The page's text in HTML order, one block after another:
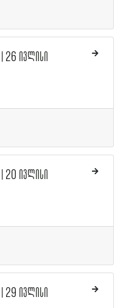
26 ივლისი
20 ივლისი
29 ივლისი